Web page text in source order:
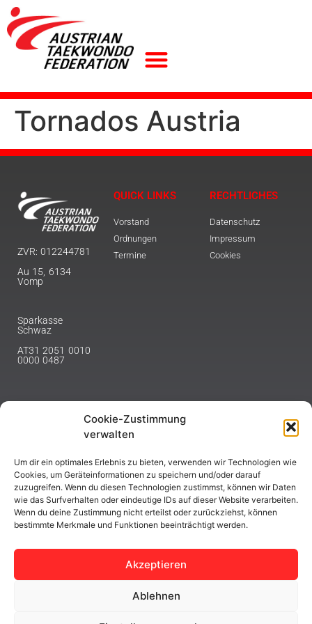
Cookie-Zustimmung
verwalten
Um dir ein optimales Erlebnis zu bieten, verwenden wir Technologien wie
Cookies, um Geräteinformationen zu speichern und/oder darauf
zuzugreifen. Wenn du diesen Technologien zustimmst, können wir Daten
wie das Surfverhalten oder eindeutige IDs auf dieser Website verarbeiten.
Wenn du deine Zustimmung nicht erteilst oder zurückziehst, können
bestimmte Merkmale und Funktionen beeinträchtigt werden.
Akzeptieren
Ablehnen
Tornados Austria
ZVR: 012244781
Au 15, 6134
Vomp
Sparkasse
Schwaz
AT31 2051 0010
0000 0487
QUICK LINKS
Vorstand
Ordnungen
Termine
RECHTLICHES
Datenschutz
Impressum
Cookies
ABONNIEREN